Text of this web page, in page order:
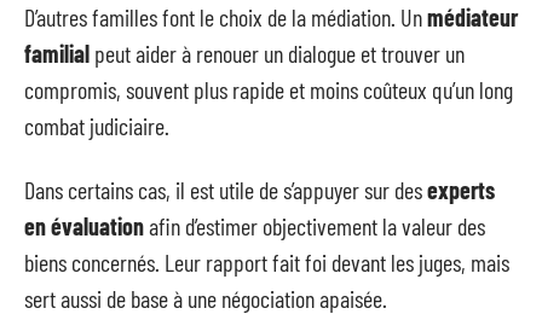
D’autres familles font le choix de la médiation. Unmédiateur
familial peut aider à renouer un dialogue et trouver un
compromis, souvent plus rapide et moins coûteux qu’un long
combat judiciaire.
Dans certains cas, il est utile de s’appuyer sur desexperts
en évaluationafin d’estimer objectivement la valeur des
biens concernés. Leur rapport fait foi devant les juges, mais
sert aussi de base à une négociation apaisée.